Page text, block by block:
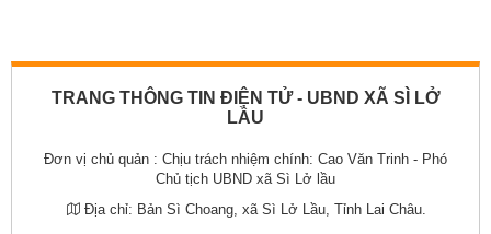
TRANG THÔNG TIN ĐIỆN TỬ - UBND XÃ SÌ LỞ
LẦU
Đơn vị chủ quản : Chịu trách nhiệm chính: Cao Văn Trinh - Phó
Chủ tịch UBND xã Sì Lở lầu
Địa chỉ: Bản Sì Choang, xã Sì Lở Lầu, Tỉnh Lai Châu.